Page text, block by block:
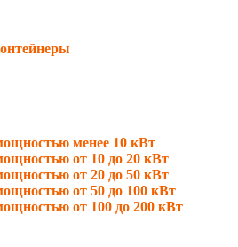
менее 10 кВт
от 10 до 20 кВт
от 20 до 50 кВт
от 50 до 100 кВт
от 100 до 200 кВт